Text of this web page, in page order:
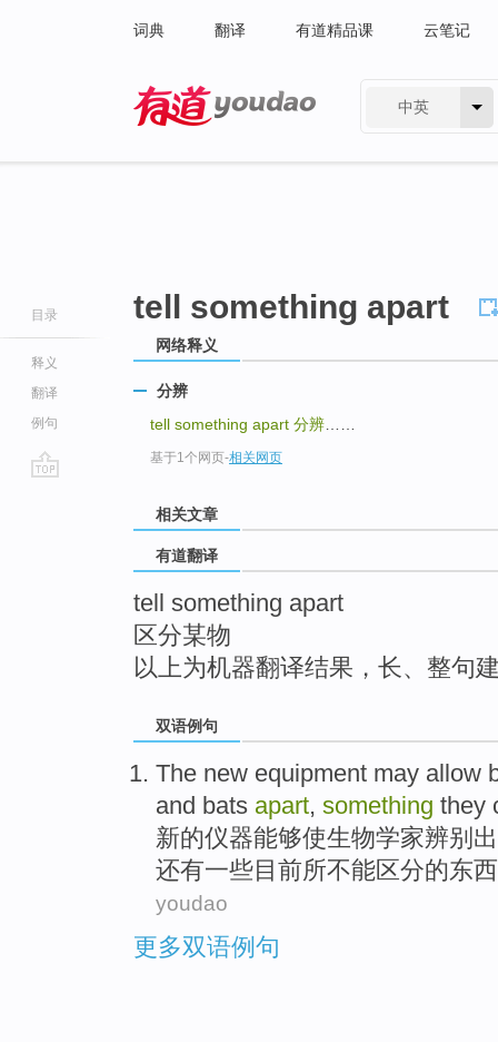
词典 翻译 有道精品课 云笔记
中英
目录
释义
翻译
例句
tell something apart
网络释义
分辨
tell something apart 分辨
基于1个网页-相关网页
相关文章
有道翻译
tell something apart
区分某物
以上为机器翻译结果，长、整句
双语例句
The new equipment may allow
and bats apart, something they
新的仪器能够使生物学家辨别 出
还有一些目前所不能区分的东
youdao
更多双语例句